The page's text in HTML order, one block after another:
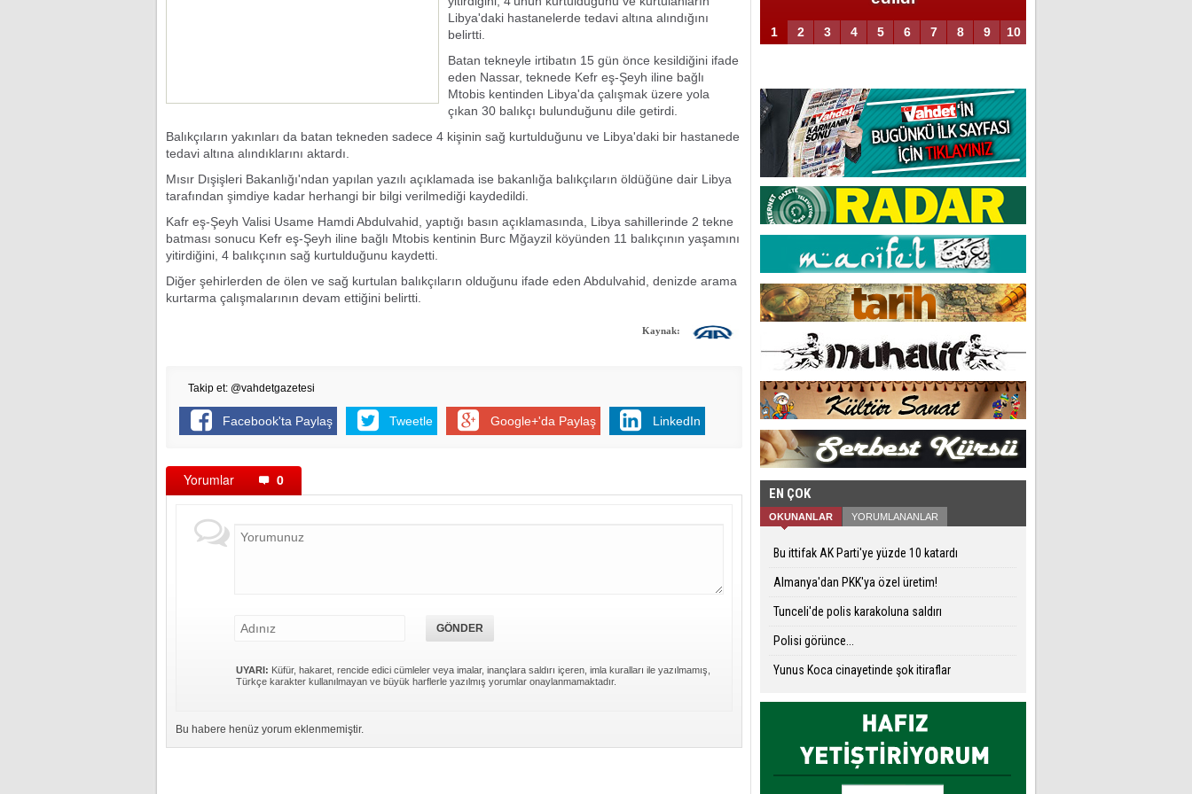
Libya'daki hastanelerde tedavi altına alındığını
belirtti.
Batan tekneyle irtibatın 15 gün önce kesildiğini ifade
eden Nassar, teknede Kefr eş-Şeyh iline bağlı
Mtobis kentinden Libya'da çalışmak üzere yola
çıkan 30 balıkçı bulunduğunu dile getirdi.
Balıkçıların yakınları da batan tekneden sadece 4 kişinin sağ kurtulduğunu ve Libya'daki bir hastanede
tedavi altına alındıklarını aktardı.
Mısır Dışişleri Bakanlığı'ndan yapılan yazılı açıklamada ise bakanlığa balıkçıların öldüğüne dair Libya
tarafından şimdiye kadar herhangi bir bilgi verilmediği kaydedildi.
Kafr eş-Şeyh Valisi Usame Hamdi Abdulvahid, yaptığı basın açıklamasında, Libya sahillerinde 2 tekne
batması sonucu Kefr eş-Şeyh iline bağlı Mtobis kentinin Burc Mğayzil köyünden 11 balıkçının yaşamını
yitirdiğini, 4 balıkçının sağ kurtulduğunu kaydetti.
Diğer şehirlerden de ölen ve sağ kurtulan balıkçıların olduğunu ifade eden Abdulvahid, denizde arama
kurtarma çalışmalarının devam ettiğini belirtti.
Kaynak:
Takip et: @vahdetgazetesi
Facebook'ta Paylaş Tweetle Google+'da Paylaş LinkedIn
Yorumlar 0
UYARI: Küfür, hakaret, rencide edici cümleler veya imalar, inançlara saldırı içeren, imla kuralları ile yazılmamış,
Türkçe karakter kullanılmayan ve büyük harflerle yazılmış yorumlar onaylanmamaktadır.
Bu habere henüz yorum eklenmemiştir.
1 2 3 4 5 6 7 8 9 10
EN ÇOK
OKUNANLAR YORUMLANANLAR
Bu ittifak AK Parti'ye yüzde 10 katardı
Almanya'dan PKK'ya özel üretim!
Tunceli'de polis karakoluna saldırı
Polisi görünce...
Yunus Koca cinayetinde şok itiraflar